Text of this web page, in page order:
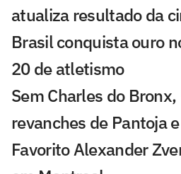
atualiza resultado da
Brasil conquista ouro
20 de atletismo
Sem Charles do
revanches de Pantoja
Favorito Alexander